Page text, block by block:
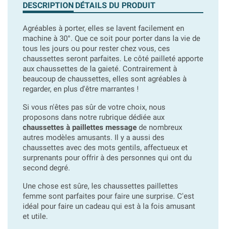
DESCRIPTION DÉTAILS DU PRODUIT
Agréables à porter, elles se lavent facilement en
machine à 30°. Que ce soit pour porter dans la vie de
tous les jours ou pour rester chez vous, ces
chaussettes seront parfaites. Le côté pailleté apporte
aux chaussettes de la gaieté. Contrairement à
beaucoup de chaussettes, elles sont agréables à
regarder, en plus d'être marrantes !
Si vous n'êtes pas sûr de votre choix, nous
proposons dans notre rubrique dédiée aux
chaussettes à paillettes message de nombreux
autres modèles amusants. Il y a aussi des
chaussettes avec des mots gentils, affectueux et
surprenants pour offrir à des personnes qui ont du
second degré.
Une chose est sûre, les chaussettes paillettes
femme sont parfaites pour faire une surprise. C'est
idéal pour faire un cadeau qui est à la fois amusant
et utile.